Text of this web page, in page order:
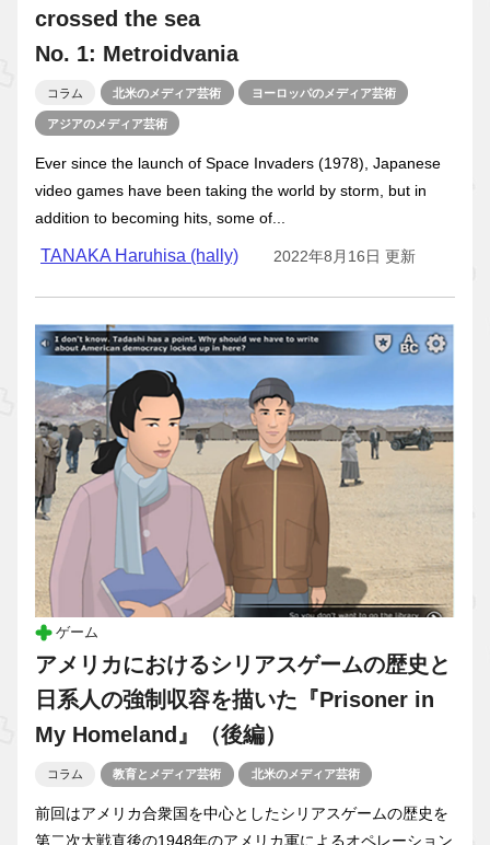
crossed the sea
No. 1: Metroidvania
コラム 北米のメディア芸術 ヨーロッパのメディア芸術
アジアのメディア芸術
Ever since the launch of Space Invaders (1978), Japanese
video games have been taking the world by storm, but in
addition to becoming hits, some of...
TANAKA Haruhisa (hally) 2022年8月16日 更新
ゲーム
アメリカにおけるシリアスゲームの歴史と
日系人の強制収容を描いた『Prisoner in
My Homeland』（後編）
コラム 教育とメディア芸術 北米のメディア芸術
前回はアメリカ合衆国を中心としたシリアスゲームの歴史を
第二次大戦直後の1948年のアメリカ軍によるオペレーション